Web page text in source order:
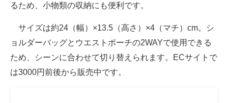
るため、小物類の収納にも便利です。
サイズは約24（幅）×13.5（高さ）×4（マチ）cm。シ
ョルダーバッグとウエストポーチの2WAYで使用できる
ため、シーンに合わせて切り替えられます。ECサイトで
は3000円前後から販売中です。